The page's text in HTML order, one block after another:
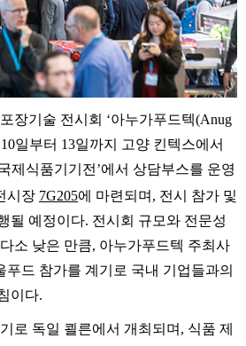
포장기술 전시회 ‘아누가푸드텍(Anug
10일부터 13일까지 고양 킨텍스에서
제식품기기전 ’에서 상담부스를 운영
시장 7G205에 마련되며 , 전시 참가 및
될 예정이다. 전시회 규모와 전문성
다소 낮은 만큼, 아누가푸드텍 주최사
푸드 참가를 계기로 국내 기업들과의
이다.
로 독일 쾰른에서 개최되며 , 식품 제